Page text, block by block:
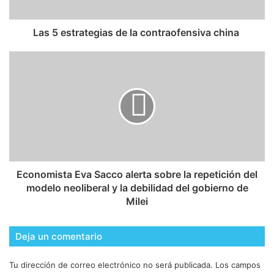
​Las 5 estrategias de la contraofensiva china
Economista Eva Sacco alerta sobre la repetición del
modelo neoliberal y la debilidad del gobierno de
Milei
Deja un comentario
Tu dirección de correo electrónico no será publicada. Los campos